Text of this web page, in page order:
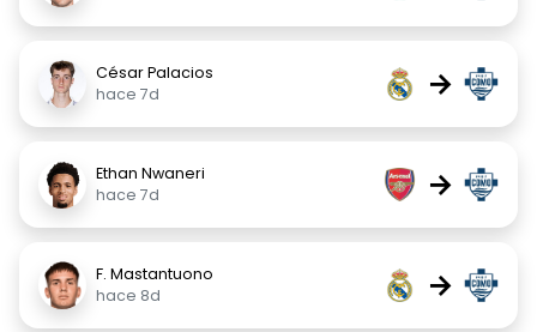
César Palacios
hace 7d
→
Ethan Nwaneri
hace 7d
→
F. Mastantuono
hace 8d
→